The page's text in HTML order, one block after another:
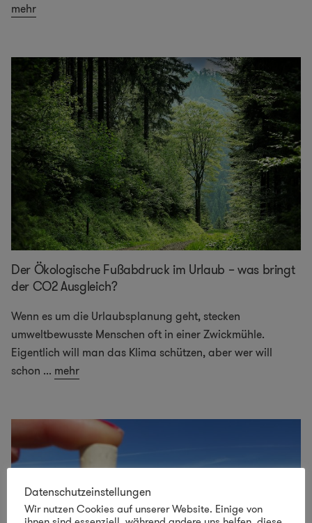
mehr
Der Ökologische Fußabdruck im Urlaub – was bringt
der CO2 Ausgleich?
Wenn es um die Urlaubsplanung geht, stecken
umweltbewusste Menschen oft in einer Zwickmühle.
Eigentlich will man das Klima schützen, aber wer will
schon ... mehr
Datenschutzeinstellungen
Wir nutzen Cookies auf unserer Website. Einige von